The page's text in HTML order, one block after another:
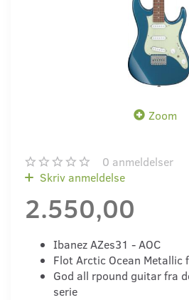
Zoom
0 anmeldelser
Skriv anmeldelse
2.550,00
Ibanez AZes31 - AOC
Flot Arctic Ocean Metallic
God all rpound guitar fra
serie